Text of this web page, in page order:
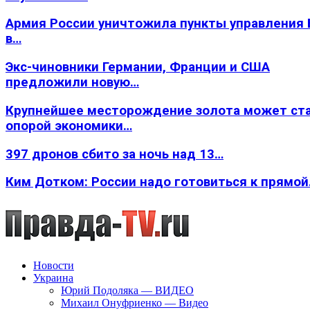
Армия России уничтожила пункты
в…
Экс-чиновники Германии, Франции и США
предложили новую…
Крупнейшее месторождение золота может
опорой экономики…
397 дронов сбито за ночь над 13…
Ким Дотком: России надо готовиться к
Новости
Украина
Юрий Подоляка — ВИДЕО
Михаил Онуфриенко — Видео